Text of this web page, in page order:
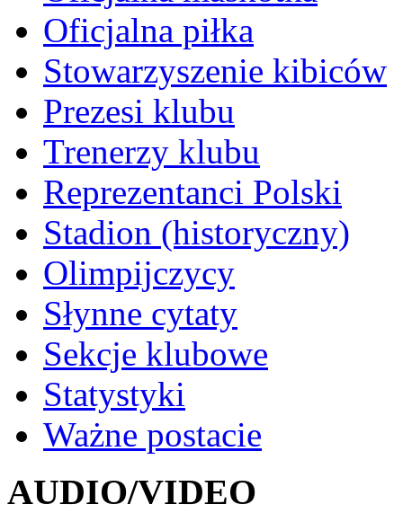
Oficjalna piłka
Stowarzyszenie kibiców
Prezesi klubu
Trenerzy klubu
Reprezentanci Polski
Stadion (historyczny)
Olimpijczycy
Słynne cytaty
Sekcje klubowe
Statystyki
Ważne postacie
AUDIO/VIDEO